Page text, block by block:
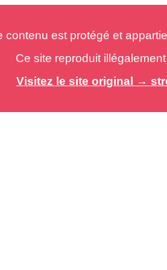
est protégé et
Ce site reproduit
Visitez le site original →